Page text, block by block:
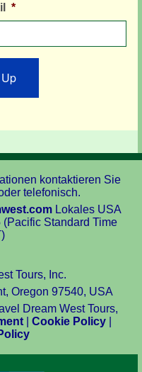
*
kontaktieren Sie
telefonisch.
Lokales USA
Standard Time
Tours, Inc.
Oregon 97540, USA
Dream West Tours,
|Cookie Policy